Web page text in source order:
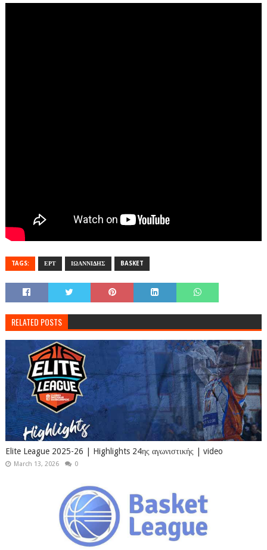
TAGS: ΕΡΤ ΙΩΑΝΝΙΔΗΣ BASKET
RELATED POSTS
Elite League 2025-26 | Highlights 24ης αγωνιστικής | video
March 13, 2026 0